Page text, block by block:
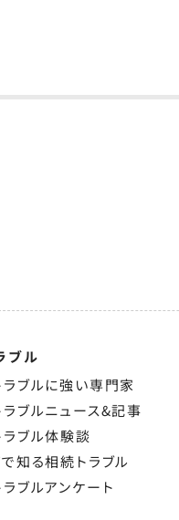
ブル
ブルに強い専門家
ブルニュース&記事
ブル体験談
知る相続トラブル
ブルアンケート